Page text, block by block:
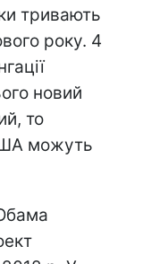
тривають
року. 4
новий
то
можуть